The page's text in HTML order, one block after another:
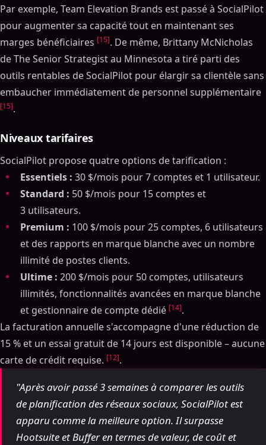
Par exemple, Team Elevation Brands est passé à SocialPilot
pour augmenter sa capacité tout en maintenant ses
marges bénéficiaires [15]. De même, Brittany McNicholas
de The Senior Strategist au Minnesota a tiré parti des
outils rentables de SocialPilot pour élargir sa clientèle sans
embaucher immédiatement de personnel supplémentaire
[15].
Niveaux tarifaires
SocialPilot propose quatre options de tarification :
Essentiels : 30 $/mois pour 7 comptes et 1 utilisateur.
Standard : 50 $/mois pour 15 comptes et
3 utilisateurs.
Premium : 100 $/mois pour 25 comptes, 6 utilisateurs
et des rapports en marque blanche avec un nombre
illimité de postes clients.
Ultime : 200 $/mois pour 50 comptes, utilisateurs
illimités, fonctionnalités avancées en marque blanche
et gestionnaire de compte dédié [14].
La facturation annuelle s'accompagne d'une réduction de
15 % et un essai gratuit de 14 jours est disponible – aucune
carte de crédit requise. [12].
"Après avoir passé 3 semaines à comparer les outils
de planification des réseaux sociaux, SocialPilot est
apparu comme la meilleure option. Il surpasse
Hootsuite et Buffer en termes de valeur, de coût et